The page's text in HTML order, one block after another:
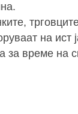
на ист
за време на